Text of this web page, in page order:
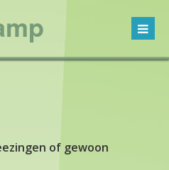
of gewoon